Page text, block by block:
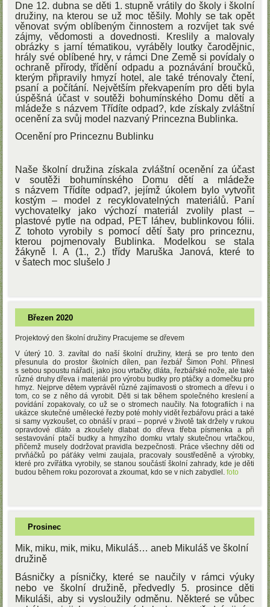
Dne 12. dubna se děti 1. stupně vrátily do školy i školní
družiny, na kterou se už moc těšily. Mohly se tak opět
věnovat svým oblíbeným činnostem a rozvíjet tak své
zájmy, vědomosti a dovednosti. Kreslily a malovaly
obrázky s jarní tématikou, vyráběly loutky čarodějnic,
hrály své oblíbené hry, v rámci Dne Země si povídaly o
ochraně přírody, třídění odpadu a poznávání broučků,
kterým připravily hmyzí hotel, ale také trénovaly čtení,
psaní a počítání. Největším překvapením pro děti byla
úspěšná účast v soutěži bohumínského Domu dětí a
mládeže s názvem Třídíte odpad?, kde získaly zvláštní
ocenění za svůj model nazvaný Princezna Bublinka.
Ocenění pro Princeznu Bublinku
Naše školní družina získala zvláštní ocenění za účast
v soutěži bohumínského Domu dětí a mládeže
s názvem Třídíte odpad?, jejímž úkolem bylo vytvořit
kostým – model z recyklovatelných materiálů. Paní
vychovatelky jako výchozí materiál zvolily plast –
plastové pytle na odpad, PET láhev, bublinkovou fólii.
Z tohoto vyrobily s pomocí dětí šaty pro princeznu,
kterou pojmenovaly Bublinka. Modelkou se stala
žákyně I. A (1., 2.) třídy Maruška Janová, které to
v šatech moc slušeloJ
Březen 2020
Projektový den školní družiny Pracujeme se dřevem
V úterý 10. 3. zavítal do naší školní družiny, která se pro tento den
přesunula do prostor školních dílen, pan řezbář Šimon Pohl. Přinesl
s sebou spoustu nářadí, jako jsou vrtačky, dláta, řezbářské nože, ale také
různé druhy dřeva i materiál pro výrobu budky pro ptáčky a domečku pro
hmyz. Nejprve dětem vyprávěl různé zajímavosti o stromech a dřevu i o
tom, co se z něho dá vyrobit. Děti si tak během společného kreslení a
povídání zopakovaly, co už se o stromech naučily. Na fotografiích i na
ukázce skutečné umělecké řezby poté mohly vidět řezbářovu práci a také
si samy vyzkoušet, co obnáší v praxi – poprvé v životě tak držely v rukou
opravdové dláto a zkoušely dlabat do dřeva třeba písmenka a při
sestavování ptačí budky a hmyzího domku vrtaly skutečnou vrtačkou,
přičemž musely dodržovat pravidla bezpečnosti. Práce všechny děti od
prvňáčků po páťáky velmi zaujala, pracovaly soustředěně a výrobky,
které pro zvířátka vyrobily, se stanou součástí školní zahrady, kde je děti
budou během roku pozorovat a zkoumat, kdo se v nich zabydlel.foto
Prosinec
Mik, miku, mik, miku, Mikuláš… aneb Mikuláš ve školní
družině
Básničky a písničky, které se naučily v rámci výuky
nebo ve školní družině, předvedly 5. prosince děti
Mikuláši, aby si vysloužily odměnu. Některé se vůbec